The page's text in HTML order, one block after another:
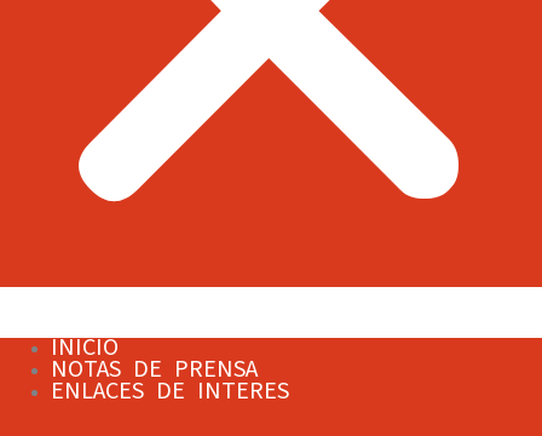
INICIO
NOTAS DE PRENSA
ENLACES DE INTERES